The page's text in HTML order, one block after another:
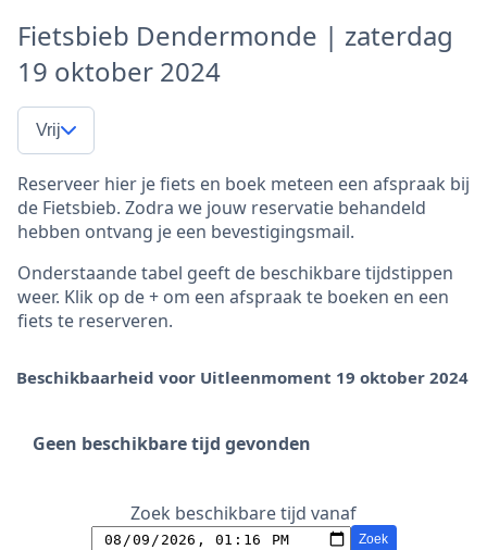
Fietsbieb Dendermonde | zaterdag
19 oktober 2024
Vrij
Reserveer hier je fiets en boek meteen een afspraak bij
de Fietsbieb. Zodra we jouw reservatie behandeld
hebben ontvang je een bevestigingsmail.
Onderstaande tabel geeft de beschikbare tijdstippen
weer. Klik op de + om een afspraak te boeken en een
fiets te reserveren.
Beschikbaarheid voor Uitleenmoment 19 oktober 2024
Geen beschikbare tijd gevonden
Zoek beschikbare tijd vanaf
Zoek